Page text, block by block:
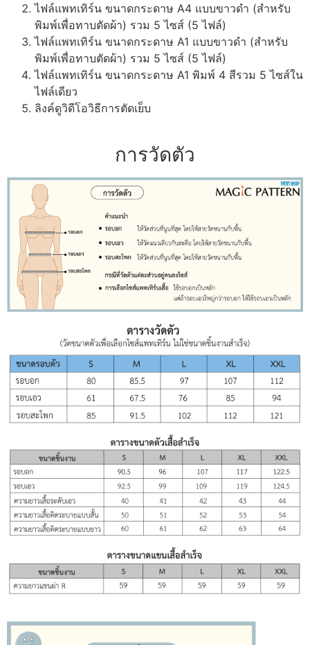
ไฟล์แพทเทิร์น ขนาดกระดาษ A4 แบบขาวดำ (สำหรับ
พิมพ์เพื่อทาบตัดผ้า) รวม 5 ไซส์ (5 ไฟล์)
ไฟล์แพทเทิร์น ขนาดกระดาษ A1 แบบขาวดำ (สำหรับ
พิมพ์เพื่อทาบตัดผ้า) รวม 5 ไซส์ (5 ไฟล์)
ไฟล์แพทเทิร์น ขนาดกระดาษ A1 พิมพ์ 4 สีรวม 5 ไซส์ใน
ไฟล์เดียว
ลิงค์ดูวิดีโอวิธีการตัดเย็บ
การวัดตัว